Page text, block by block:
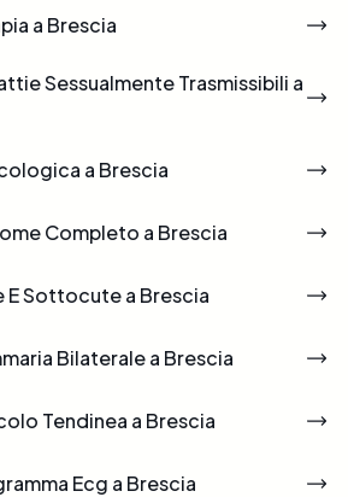
a Brescia
Sessualmente Trasmissibili a
a Brescia
Completo a Brescia
E Sottocute a Brescia
Bilaterale a Brescia
Tendinea a Brescia
Ecg a Brescia